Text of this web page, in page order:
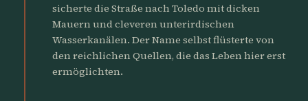
sicherte die Straße nach Toledo mit dicken
Mauern und cleveren unterirdischen
Wasserkanälen. Der Name selbst flüsterte von
den reichlichen Quellen, die das Leben hier erst
ermöglichten.